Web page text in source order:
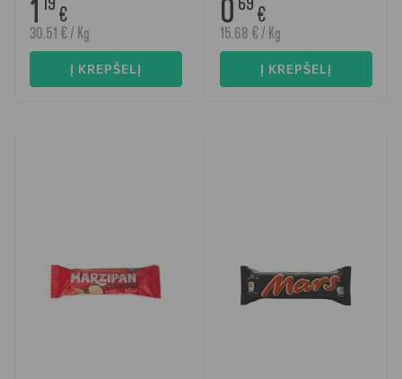
1 €
30.51 € / Kg
Į KREPŠELĮ
0 €
15.68 € / Kg
Į KREPŠELĮ